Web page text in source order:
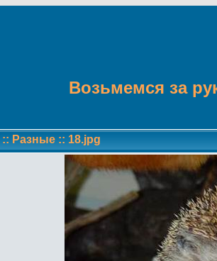
Возьмемся за
:: Разные :: 18.jpg